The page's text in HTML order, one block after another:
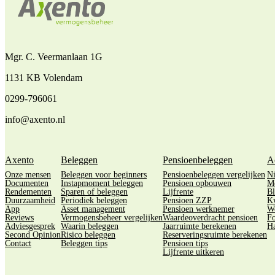
Mgr. C. Veermanlaan 1G
1131 KB Volendam
0299-796061
info@axento.nl
Axento
Onze mensen
Documenten
Rendementen
Duurzaamheid
App
Reviews
Adviesgesprek
Second Opinion
Contact
Beleggen
Beleggen voor beginners
Instapmoment beleggen
Sparen of beleggen
Periodiek beleggen
Asset management
Vermogensbeheer vergelijken
Waarin beleggen
Risico beleggen
Beleggen tips
Pensioenbeleggen
Pensioenbeleggen vergelijken
Pensioen opbouwen
Lijfrente
Pensioen ZZP
Pensioen werknemer
Waardeoverdracht pensioen
Jaarruimte berekenen
Reserveringsruimte berekenen
Pensioen tips
Lijfrente uitkeren